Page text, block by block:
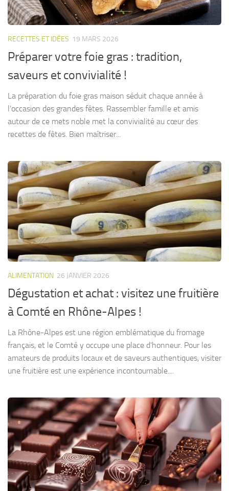
RECETTES ET IDÉES 19 MARS 2026
Préparer votre foie gras : tradition,
saveurs et convivialité !
La préparation du foie gras maison séduit chaque année à
l’occasion des grandes fêtes. Rassembler famille et amis
autour de ce mets noble met la convivialité au cœur des
recettes de fêtes. Bien maîtriser...
ALIMENTATION 26 JANVIER 2026
Dégustation et achat : visitez une fruitière
à Comté en Rhône-Alpes !
La Rhône-Alpes est une région emblématique du fromage
français, et le Comté y occupe une place d’honneur. Pour les
amateurs de produits locaux et de saveurs authentiques, visiter
une fruitière est une expérience incontournable....